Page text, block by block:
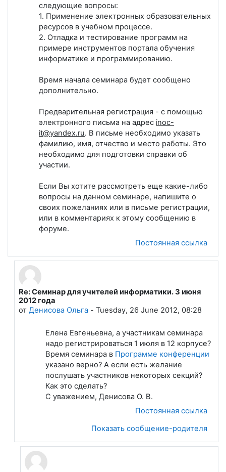
следующие вопросы:
1. Применение электронных образовательных
ресурсов в учебном процессе.
2. Отладка и тестирование программ на
примере инструментов портала обучения
информатике и программированию.
Время начала семинара будет сообщено
дополнительно.
Предварительная регистрация - с помощью
электронного письма на адрес inoc-
it@yandex.ru. В письме необходимо указать
фамилию, имя, отчество и место работы. Это
необходимо для подготовки справки об
участии.
Если Вы хотите рассмотреть еще какие-либо
вопросы на данном семинаре, напишите о
своих пожеланиях или в письме регистрации,
или в комментариях к этому сообщению в
форуме.
Постоянная ссылка
В ответ на Лапшева Елена Евгеньевна
Re: Семинар для учителей информатики. 3 июня
2012 года
от Денисова Ольга- Tuesday, 26 June 2012, 08:28
Елена Евгеньевна, а участникам семинара
надо регистрироваться 1 июля в 12 корпусе?
Время семинара в Программе конференции
указано верно? А если есть желание
послушать участников некоторых секций?
Как это сделать?
С уважением, Денисова О. В.
Постоянная ссылка
Показать сообщение-родителя